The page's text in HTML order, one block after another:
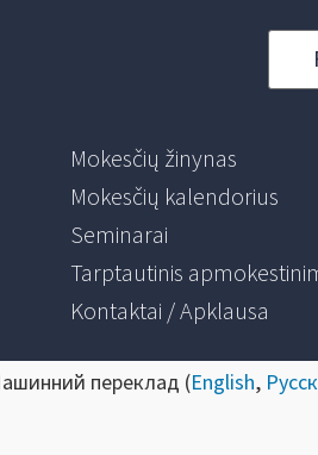
Mokesčių žinynas
Mokesčių kalendorius
Seminarai
Tarptautinis
Kontaktai / Apklausa
переклад (English,